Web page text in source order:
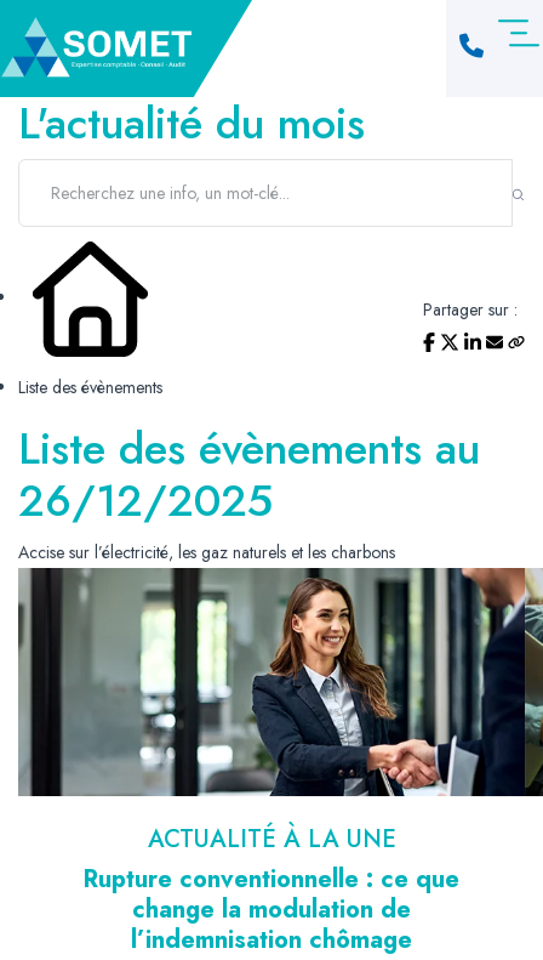
L'actualité du mois
Liste des évènements
Partager sur :
Liste des évènements au
26/12/2025
Accise sur l’électricité, les gaz naturels et les charbons
ACTUALITÉ À LA UNE
Rupture conventionnelle : ce que
change la modulation de
l’indemnisation chômage